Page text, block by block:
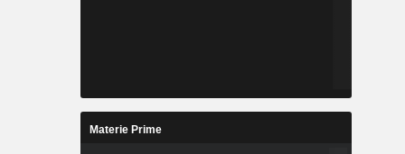
Materie Prime